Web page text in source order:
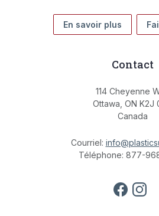
En savoir plus
Contact
114 Cheyenne
Ottawa, ON K2J
Canada
Courriel:
Téléphone: 877-